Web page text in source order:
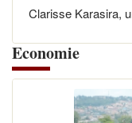
Clarisse Karasira,
Economie